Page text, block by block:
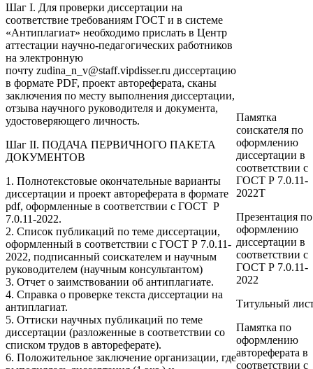
Шаг I. Для проверки диссертации на
соответствие требованиям ГОСТ и в системе
«Антиплагиат» необходимо прислать в Центр
аттестации научно-педагогических работников
на электронную
почту zudina_n_v@staff.vipdisser.ru диссертацию
в формате PDF, проект автореферата, сканы
заключения по месту выполнения диссертации,
отзыва научного руководителя и документа,
удостоверяющего личность.
Шаг II. ПОДАЧА ПЕРВИЧНОГО ПАКЕТА
ДОКУМЕНТОВ
1. Полнотекстовые окончательные варианты
диссертации и проект автореферата в формате
pdf, оформленные в соответствии с ГОСТ Р
7.0.11-2022.
2. Список публикаций по теме диссертации,
оформленный в соответствии с ГОСТ Р 7.0.11-
2022, подписанный соискателем и научным
руководителем (научным консультантом)
3. Отчет о заимствовании об антиплагиате.
4. Справка о проверке текста диссертации на
антиплагиат.
5. Оттиски научных публикаций по теме
диссертации (разложенные в соответствии со
списком трудов в автореферате).
6. Положительное заключение организации, где
Памятка
соискателя по
оформлению
диссертации в
соответствии с
ГОСТ Р 7.0.11-
2022Т
Презентация по
оформлению
диссертации в
соответствии с
ГОСТ Р 7.0.11-
2022
Титульный
Памятка по
оформлению
автореферата в
соответствии с